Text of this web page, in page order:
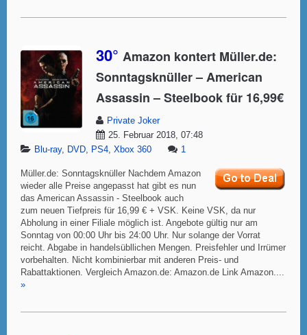
30° Amazon kontert Müller.de:
Sonntagsknüller – American
Assassin – Steelbook für 16,99€
Private Joker
25. Februar 2018, 07:48
Blu-ray, DVD PS4 Xbox 360 1
Müller.de: Sonntagsknüller Nachdem Amazon
wieder alle Preise angepasst hat gibt es nun
das American Assassin - Steelbook auch
zum neuen Tiefpreis für 16,99 € + VSK. Keine VSK, da nur
Abholung in einer Filiale möglich ist. Angebote gültig nur am
Sonntag von 00:00 Uhr bis 24:00 Uhr. Nur solange der Vorrat
reicht. Abgabe in handelsübllichen Mengen. Preisfehler und Irrümer
vorbehalten. Nicht kombinierbar mit anderen Preis- und
Rabattaktionen. Vergleich Amazon.de: Amazon.de Link Amazon....
»